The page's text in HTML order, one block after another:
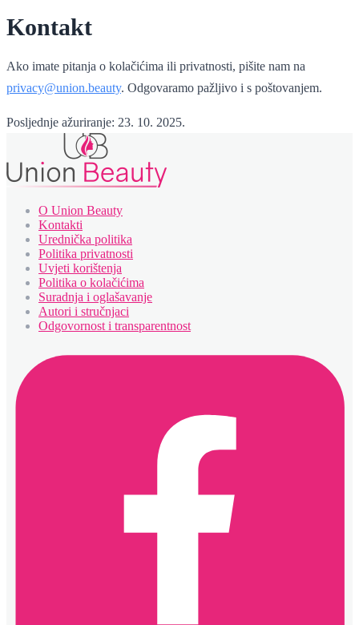
Kontakt
Ako imate pitanja o kolačićima ili privatnosti, pišite nam na
privacy@union.beauty. Odgovaramo pažljivo i s poštovanjem.
Posljednje ažuriranje: 23. 10. 2025.
O Union Beauty
Kontakti
Urednička politika
Politika privatnosti
Uvjeti korištenja
Politika o kolačićima
Suradnja i oglašavanje
Autori i stručnjaci
Odgovornost i transparentnost